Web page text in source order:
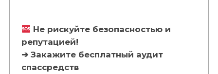
Не рискуйте безопасностью и
репутацией!
➔ Закажите бесплатный аудит
спассредств